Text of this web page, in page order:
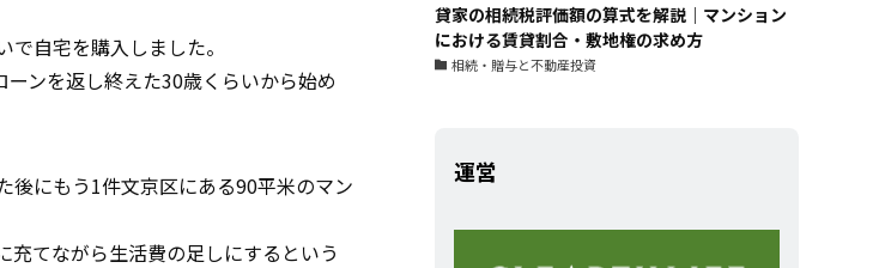
自宅を購入しました。
ンを返し終えた30歳くらいから始め
後にもう1件文京区にある90平米のマン
てながら生活費の足しにするという
貸家の相続税評価額の算式を解説｜マンション
における賃貸割合・敷地権の求め方
相続・贈与と不動産投資
運営